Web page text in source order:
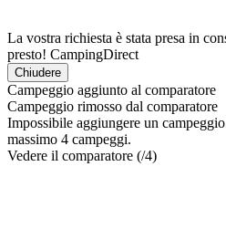
La vostra richiesta è stata presa in
presto! CampingDirect
Chiudere
Campeggio aggiunto al comparatore
Campeggio rimosso dal comparatore
Impossibile aggiungere un
massimo 4 campeggi.
Vedere il comparatore (/4)